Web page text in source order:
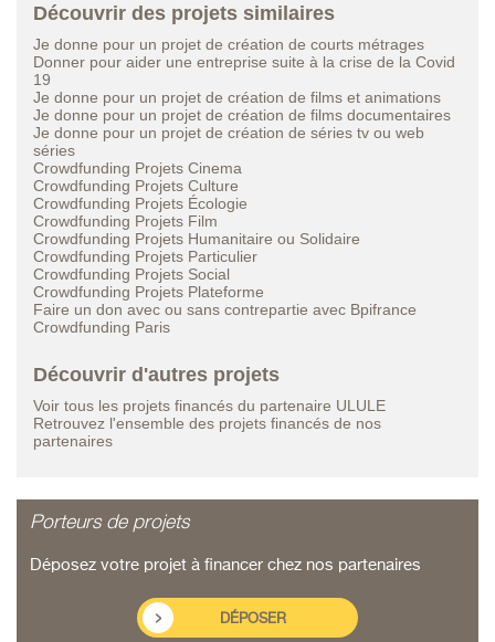
Découvrir des projets similaires
Je donne pour un projet de création de courts métrages
Donner pour aider une entreprise suite à la crise de la Covid
19
Je donne pour un projet de création de films et animations
Je donne pour un projet de création de films documentaires
Je donne pour un projet de création de séries tv ou web
séries
Crowdfunding Projets Cinema
Crowdfunding Projets Culture
Crowdfunding Projets Écologie
Crowdfunding Projets Film
Crowdfunding Projets Humanitaire ou Solidaire
Crowdfunding Projets Particulier
Crowdfunding Projets Social
Crowdfunding Projets Plateforme
Faire un don avec ou sans contrepartie avec Bpifrance
Crowdfunding Paris
Découvrir d'autres projets
Voir tous les projets financés du partenaire ULULE
Retrouvez l'ensemble des projets financés de nos
partenaires
Porteurs de projets
Déposez votre projet à financer chez nos partenaires
DÉPOSER